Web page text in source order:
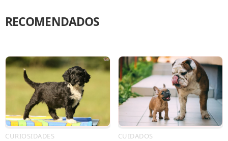
RECOMENDADOS
CURIOSIDADES CUIDADOS